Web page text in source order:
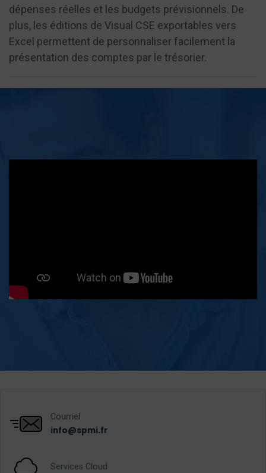
dépenses réelles et les budgets prévisionnels. De
plus, les éditions de Visual CSE exportables vers
Excel permettent de personnaliser facilement la
présentation des comptes par le trésorier.
Courriel
info@spmi.fr
Services Cloud